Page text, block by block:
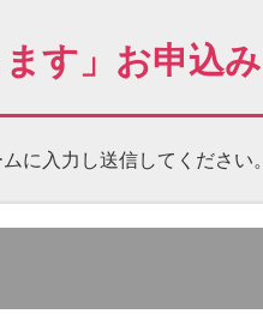
す」お申込
に 入力し送信してください。